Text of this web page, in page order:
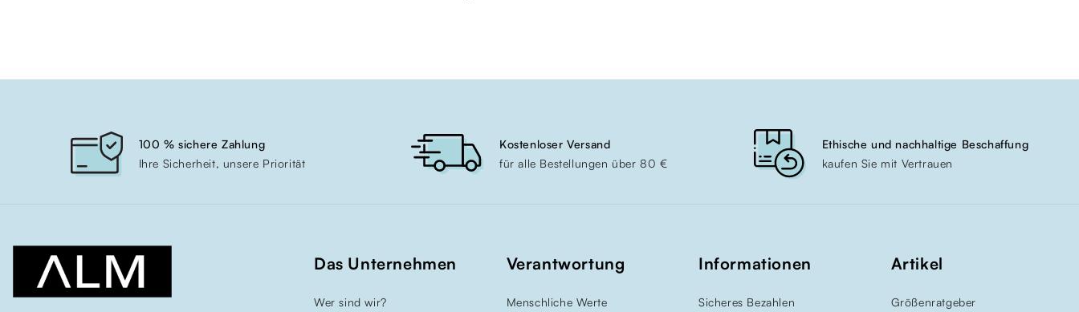
100 % sichere Zahlung
Ihre Sicherheit, unsere Priorität
Kostenloser Versand
für alle Bestellungen über 80 €
Ethische und nachhaltige Beschaffung
kaufen Sie mit Vertrauen
Das Unternehmen
Wer sind wir?
Verantwortung
Menschliche Werte
Informationen
Sicheres Bezahlen
Artikel
Größenratgeber